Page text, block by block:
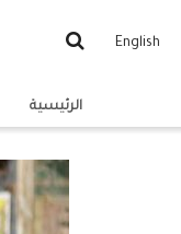
English
الرئيسية